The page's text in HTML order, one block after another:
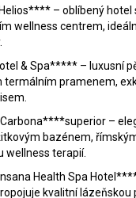
– oblíbený hotel
wellness centrem,
& Spa***** – luxusní
termálním pramenem,
–
bazénem,
wellness terapií.
Health Spa
kvalitní lázeňskou